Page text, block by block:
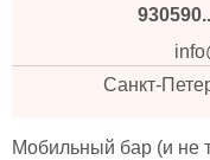
Санкт-
Мобильный бар (и не